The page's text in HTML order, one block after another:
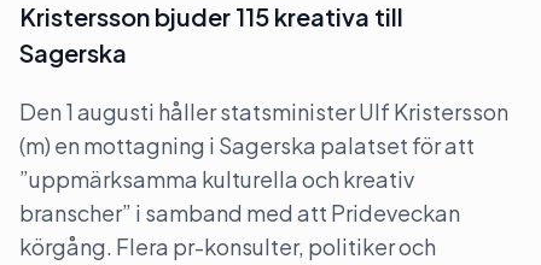
Kristersson bjuder 115 kreativa till
Sagerska
Den 1 augusti håller statsminister Ulf Kristersson
(m) en mottagning i Sagerska palatset för att
”uppmärksamma kulturella och kreativ
branscher” i samband med att Prideveckan
körgång. Flera pr-konsulter, politiker och